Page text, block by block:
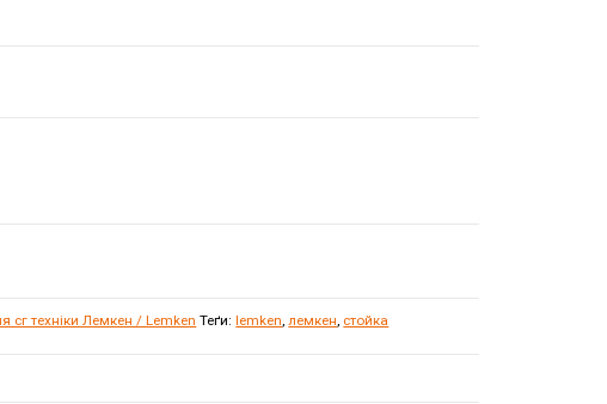
сг техніки Лемкен / Lemken Теґи:lemken,лемкен, стойка